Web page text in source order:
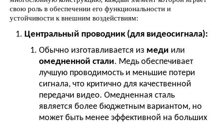
свою роль в обеспечении его функциональности и
устойчивости к внешним воздействиям:
Центральный проводник (для видеосигнала):
Обычно изготавливается из меди или
омедненной стали. Медь обеспечивает
лучшую проводимость и меньшие потери
сигнала, что критично для качественной
передачи видео. Омедненная сталь
является более бюджетным вариантом, но
может быть менее эффективной на больших